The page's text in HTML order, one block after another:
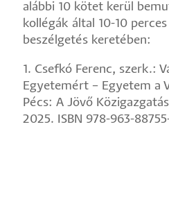
alábbi 10 kötet kerül
kollégák által 10-10
beszélgetés keretében:
1. Csefkó Ferenc, szerk.:
Egyetemért – Egyetem a
Pécs: A Jövő
2025. ISBN 978-963-